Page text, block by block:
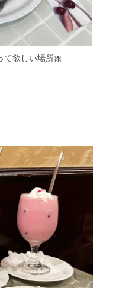
て欲しい場所🎀